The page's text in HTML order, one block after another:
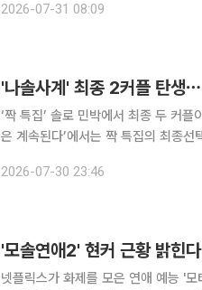
끝에 최종 선택을 하는 모습이 펼쳐졌
2026-07-31 08:09
'나솔사계' 최종 2커플 탄
‘짝 특집’ 솔로 민박에서 최종 두 커플이 탄생했다. 30일 방송된 SBS Plus
은 계속된다’에서는 짝 특집의 최종선택이 공개됐다. 이날 26기 영철
와 여자 4호 사이에서 고민하던 17기
2026-07-30 23:46
'모솔연애2' 현커 근황 밝힌
넷플릭스가 화제를 모은 연애 예능 '